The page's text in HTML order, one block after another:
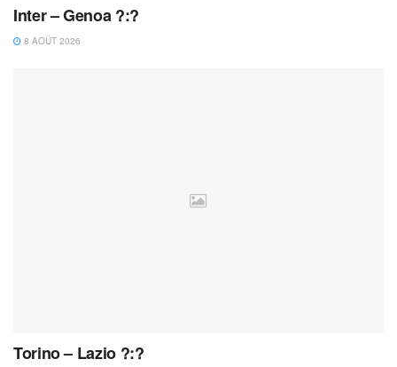
Inter – Genoa ?:?
8 AOÛT 2026
Torino – Lazio ?:?